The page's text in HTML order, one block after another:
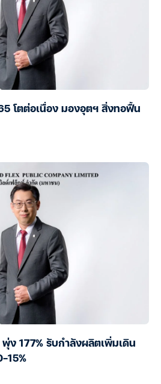
โตต่อเนื่อง มองอุตฯ สิ่งทอฟื้น
พุ่ง 177% รับกำลังผลิตเพิ่มเดิน
15%